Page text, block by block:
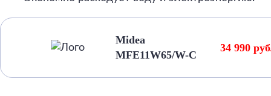
Midea
MFE11W65/W-C
34 990